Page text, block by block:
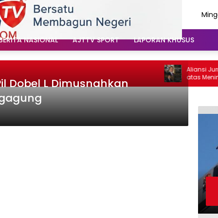
NASIONAL AJTTV SPORT LAPORAN KHUSUS
Aliansi
atas
Santoso:
Dobel L Dimusnahkan